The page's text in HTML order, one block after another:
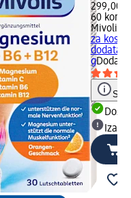
299,00
60 kom
Mivolis
za kosu,
g